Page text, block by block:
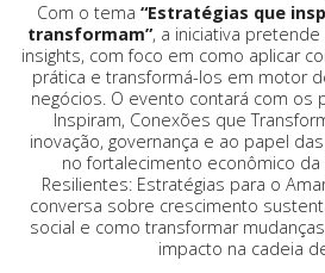
Com o tema “Estratégias que
transformam”, a iniciativa
insights, com foco em como aplicar
prática e transformá-los em motor
negócios. O evento contará com os
Inspiram, Conexões que
inovação, governança e ao papel
no fortalecimento econômico da
Resilientes: Estratégias para o
conversa sobre crescimento
social e como transformar
impacto na cadeia